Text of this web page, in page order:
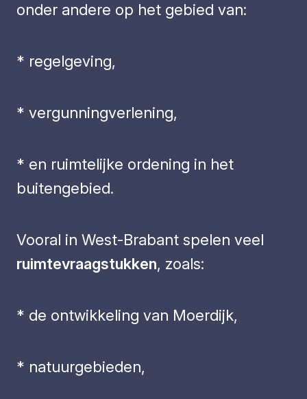
onder andere op het gebied van:
* regelgeving,
* vergunningverlening,
* en ruimtelijke ordening in het
buitengebied.
Vooral in West-Brabant spelen veel
ruimtevraagstukken, zoals:
* de ontwikkeling van Moerdijk,
* natuurgebieden,